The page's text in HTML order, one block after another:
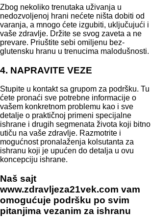
Zbog nekoliko trenutaka uživanja u
nedozvoljenoj hrani nećete ništa dobiti od
varanja, a mnogo ćete izgubiti, uključujući i
vaše zdravlje. Držite se svog zaveta a ne
prevare. Priuštite sebi omiljenu bez-
glutensku hranu u trenucima malodušnosti.
4. NAPRAVITE VEZE
Stupite u kontakt sa grupom za podršku. Tu
ćete pronaći sve potrebne informacije o
vašem konkretnom problemu kao i sve
detalje o praktičnoj primeni specijalne
ishrane i drugih segmenata života koji bitno
utiču na vaše zdravlje. Razmotrite i
mogućnost pronalaženja kolsutanta za
ishranu koji je upućen do detalja u ovu
koncepciju ishrane.
Naš sajt
www.zdravljeza21vek.com vam
omogućuje podršku po svim
pitanjima vezanim za ishranu